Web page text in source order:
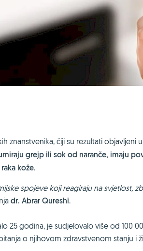
znanstvenika, čiji su rezultati objavljeni
grejp ili sok od naranče, imaju
kože.
spojeve koji reagiraju na svjetlost,
dr. Abrar Qureshi.
25 godina, je sudjelovalo više od 100
o njihovom zdravstvenom stanju i